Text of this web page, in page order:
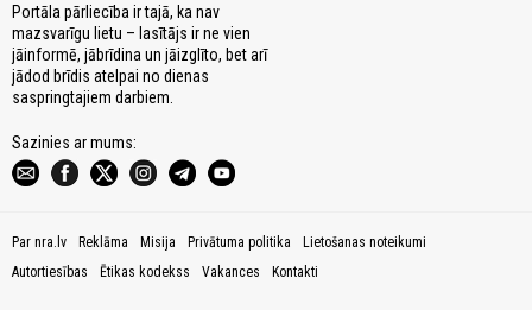
Portāla pārliecība ir tajā, ka nav
mazsvarīgu lietu – lasītājs ir ne vien
jāinformē, jābrīdina un jāizglīto, bet arī
jādod brīdis atelpai no dienas
saspringtajiem darbiem.
Sazinies ar mums:
Par nra.lv Reklāma Misija Privātuma politika
Lietošanas noteikumi
Autortiesības
Ētikas kodekss Vakances Kontakti